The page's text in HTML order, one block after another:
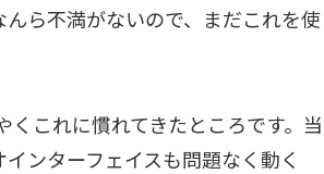
ら不満がないので、まだこれを使
これに慣れてきたところです。当
ンターフェイスも問題なく動く